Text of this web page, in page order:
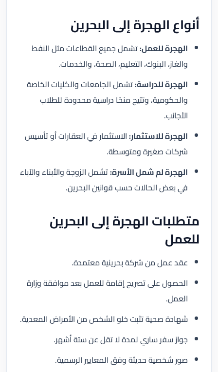
أنواع الهجرة إلى البحرين
الهجرة للعمل:تشمل جميع القطاعات مثل النفط
والغاز، البنوك، التعليم، الصحة، والخدمات.
الهجرة للدراسة:تشمل الجامعات والكليات الخاصة
والحكومية، وتتيح منحًا دراسية محدودة للطلاب
الأجانب.
الهجرة للاستثمار:الاستثمار في العقارات أو تأسيس
شركات صغيرة ومتوسطة.
الهجرة لم شمل الأسرة:تشمل الزوجة والأبناء والآباء
في بعض الحالات حسب قوانين البحرين.
متطلبات الهجرة إلى البحرين
للعمل
عقد عمل من شركة بحرينية معتمدة.
الحصول على تصريح إقامة للعمل بعد موافقة وزارة
العمل.
شهادة صحية تثبت خلو الشخص من الأمراض المعدية.
جواز سفر ساري لمدة لا تقل عن ستة أشهر.
صور شخصية حديثة وفق المعايير الرسمية.